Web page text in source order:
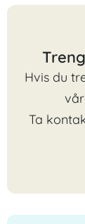
Hvis du
Ta